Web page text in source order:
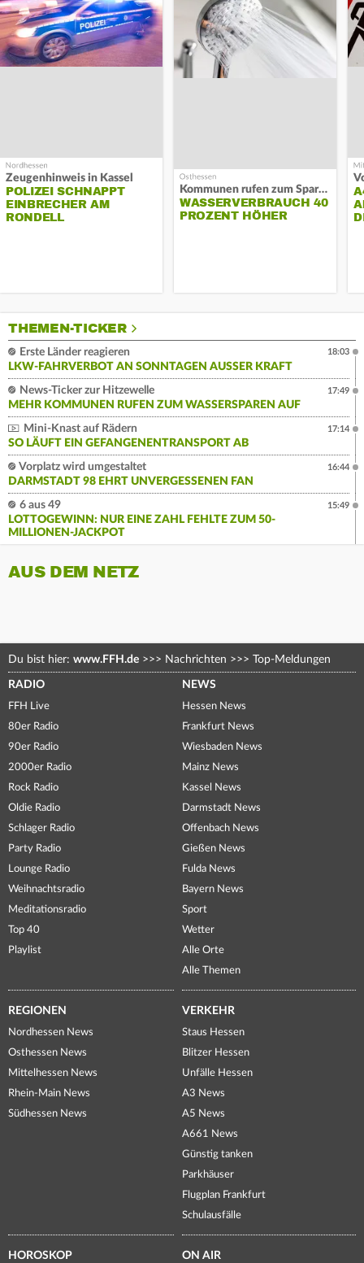
Zeugenhinweis in Kassel
POLIZEI SCHNAPPT
EINBRECHER AM
RONDELL
Kommunen rufen zum Sparen auf
WASSERVERBRAUCH 40
PROZENT HÖHER
THEMEN-TICKER
Erste Länder reagieren
LKW-FAHRVERBOT AN SONNTAGEN AUSSER KRAFT
18:03
News-Ticker zur Hitzewelle
MEHR KOMMUNEN RUFEN ZUM WASSERSPAREN AUF
17:49
Mini-Knast auf Rädern
SO LÄUFT EIN GEFANGENENTRANSPORT AB
17:14
Vorplatz wird umgestaltet
DARMSTADT 98 EHRT UNVERGESSENEN FAN
16:44
6 aus 49
LOTTOGEWINN: NUR EINE ZAHL FEHLTE ZUM 50-
MILLIONEN-JACKPOT
15:49
AUS DEM NETZ
Du bist hier: www.FFH.de >>> Nachrichten >>> Top-Meldungen
RADIO
FFH Live
80er Radio
90er Radio
2000er Radio
Rock Radio
Oldie Radio
Schlager Radio
Party Radio
Lounge Radio
Weihnachtsradio
Meditationsradio
Top 40
Playlist
NEWS
Hessen News
Frankfurt News
Wiesbaden News
Mainz News
Kassel News
Darmstadt News
Offenbach News
Gießen News
Fulda News
Bayern News
Sport
Wetter
Alle Orte
Alle Themen
REGIONEN
Nordhessen News
Osthessen News
Mittelhessen News
Rhein-Main News
Südhessen News
VERKEHR
Staus Hessen
Blitzer Hessen
Unfälle Hessen
A3 News
A5 News
A661 News
Günstig tanken
Parkhäuser
Flugplan Frankfurt
Schulausfälle
HOROSKOP ON AIR